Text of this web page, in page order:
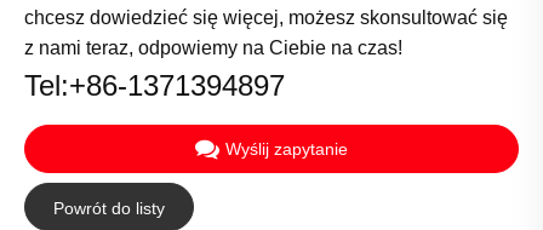
chcesz dowiedzieć się więcej, możesz skonsultować się
z nami teraz, odpowiemy na Ciebie na czas!
Tel:+86-1371394897
Wyślij zapytanie
Powrót do listy